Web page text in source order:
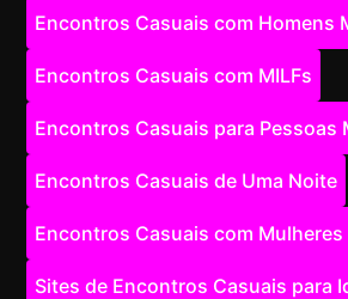
Encontros Casuais com Homens
Encontros Casuais com MILFs
Encontros Casuais para Pessoas
Encontros Casuais de Uma Noite
Encontros Casuais com Mulheres
Sites de Encontros Casuais para